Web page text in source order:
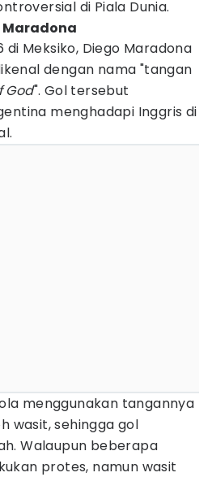
di Piala Dunia.
Maradona
di Meksiko, Diego Maradona
dengan nama "tangan
God". Gol tersebut
menghadapi Inggris di
menggunakan tangannya
wasit, sehingga gol
Walaupun beberapa
protes, namun wasit